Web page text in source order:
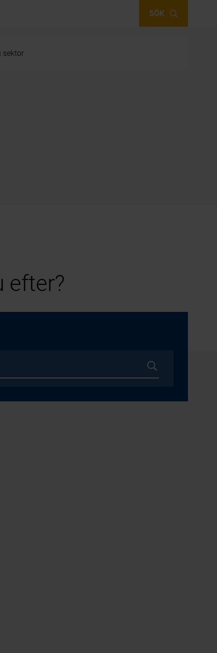
SÖK
sektor
efter?